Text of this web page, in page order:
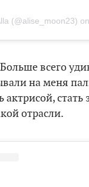
(@alise_moon23) on
всего
на меня
отрасли.